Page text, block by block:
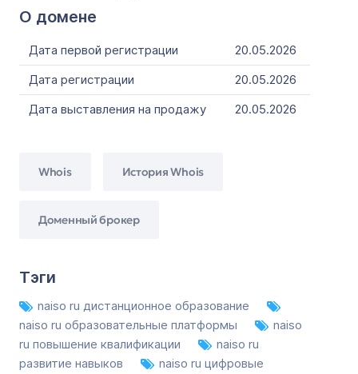
О домене
Дата первой регистрации
20.05.2026
Дата регистрации
20.05.2026
Дата выставления на продажу
20.05.2026
Whois История Whois
Доменный брокер
Тэги
naiso ru дистанционное образование
naiso ru образовательные платформы
naiso
ru повышение квалификации
naiso ru
развитие навыков
naiso ru цифровые